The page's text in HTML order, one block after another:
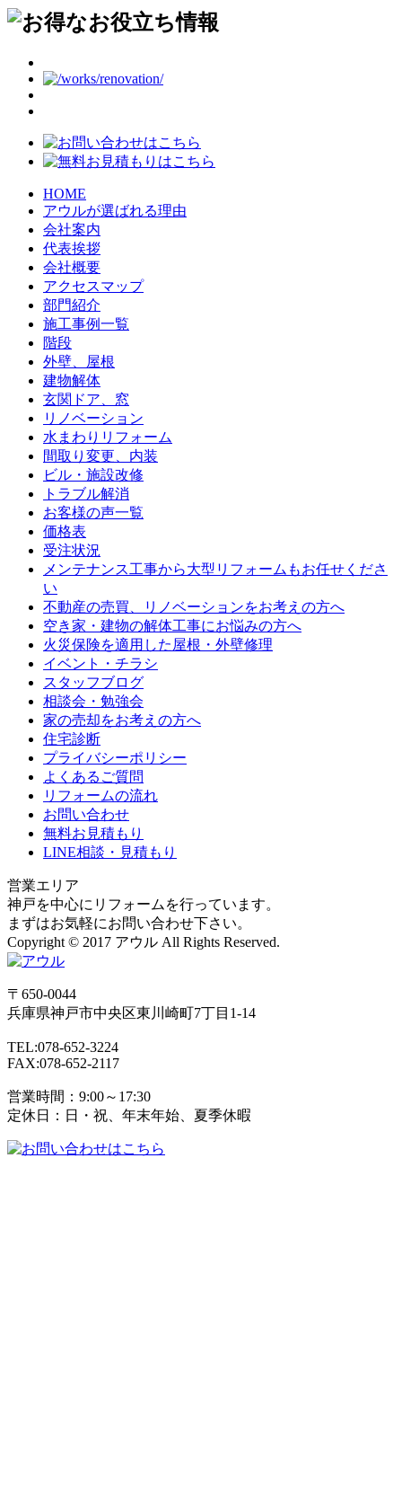
HOME
アウルが選ばれる理由
会社案内
代表挨拶
会社概要
アクセスマップ
部門紹介
施工事例一覧
階段
外壁、屋根
建物解体
玄関ドア、窓
リノベーション
水まわりリフォーム
間取り変更、内装
ビル・施設改修
トラブル解消
お客様の声一覧
価格表
受注状況
メンテナンス工事から大型リフォームもお任せくださ
い
不動産の売買、リノベーションをお考えの方へ
空き家・建物の解体工事にお悩みの方へ
火災保険を適用した屋根・外壁修理
イベント・チラシ
スタッフブログ
相談会・勉強会
家の売却をお考えの方へ
住宅診断
プライバシーポリシー
よくあるご質問
リフォームの流れ
お問い合わせ
無料お見積もり
LINE相談・見積もり
営業エリア
神戸を中心にリフォームを行っています。
まずはお気軽にお問い合わせ下さい。
Copyright © 2017 アウル All Rights Reserved.
〒650-0044
兵庫県神戸市中央区東川崎町7丁目1-14
TEL:078-652-3224
FAX:078-652-2117
営業時間：9:00～17:30
定休日：日・祝、年末年始、夏季休暇